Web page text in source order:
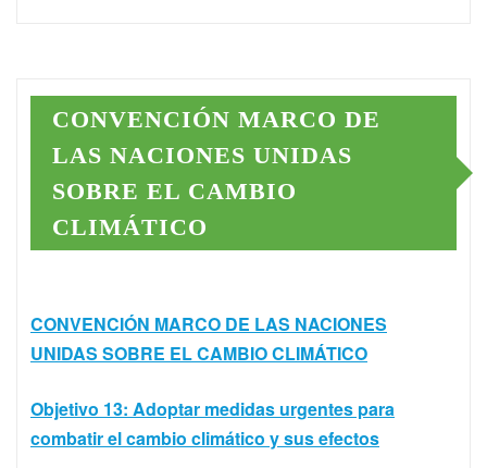
CONVENCIÓN MARCO DE
LAS NACIONES UNIDAS
SOBRE EL CAMBIO
CLIMÁTICO
CONVENCIÓN MARCO DE LAS NACIONES
UNIDAS SOBRE EL CAMBIO CLIMÁTICO
Objetivo 13: Adoptar medidas urgentes para
combatir el cambio climático y sus efectos